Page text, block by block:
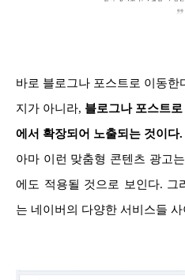
바로 블로그나 포스트로 이동한
지가 아니라, 블로그나 포스트
에서 확장되어 노출되는 것이다.
아마 이런 맞춤형 콘텐츠 광고
에도 적용될 것으로 보인다. 그
는 네이버의 다양한 서비스들